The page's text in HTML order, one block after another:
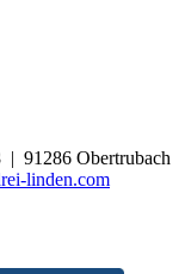
91286 Obertrubach
linden.com